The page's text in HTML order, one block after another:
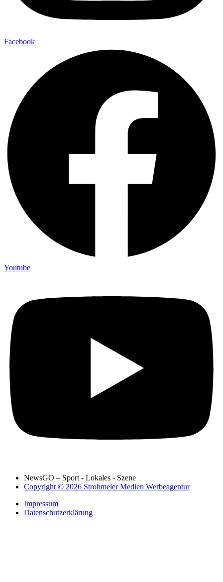
Facebook
Youtube
NewsGO – Sport - Lokales - Szene
Copyright © 2026 Strohmeier Medien Werbeagentur
Impressum
Datenschutzerklärung